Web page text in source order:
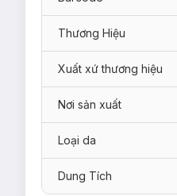
Thương Hiệu
Xuất xứ thương hiệu
Nơi sản xuất
Loại da
Dung Tích